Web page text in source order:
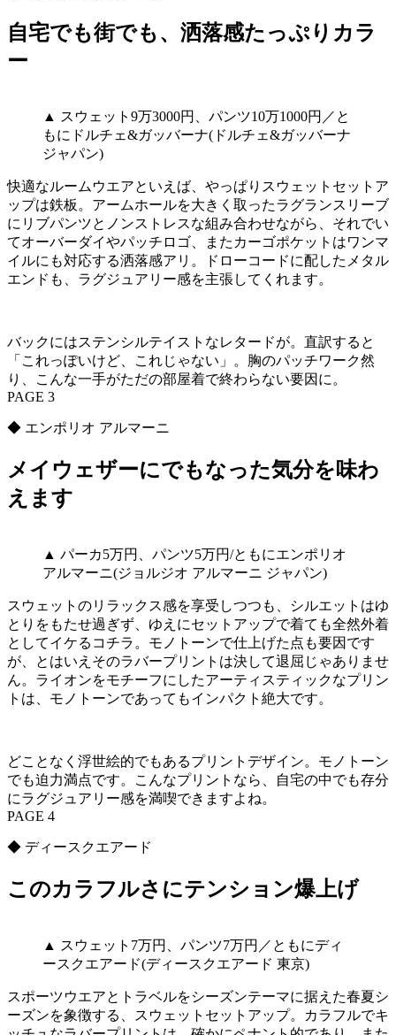
自宅でも街でも、洒落感たっぷりカラ
ー
▲ スウェット9万3000円、パンツ10万1000円／と
もにドルチェ&ガッバーナ(ドルチェ&ガッバーナ
ジャパン)
快適なルームウエアといえば、やっぱりスウェットセットア
ップは鉄板。アームホールを大きく取ったラグランスリーブ
にリブパンツとノンストレスな組み合わせながら、それでい
てオーバーダイやパッチロゴ、またカーゴポケットはワンマ
イルにも対応する洒落感アリ。ドローコードに配したメタル
エンドも、ラグジュアリー感を主張してくれます。
バックにはステンシルテイストなレタードが。直訳すると
「これっぽいけど、これじゃない」。胸のパッチワーク然
り、こんな一手がただの部屋着で終わらない要因に。
PAGE 3
◆ エンポリオ アルマーニ
メイウェザーにでもなった気分を味わ
えます
▲ パーカ5万円、パンツ5万円/ともにエンポリオ
アルマーニ(ジョルジオ アルマーニ ジャパン)
スウェットのリラックス感を享受しつつも、シルエットはゆ
とりをもたせ過ぎず、ゆえにセットアップで着ても全然外着
としてイケるコチラ。モノトーンで仕上げた点も要因です
が、とはいえそのラバープリントは決して退屈じゃありませ
ん。ライオンをモチーフにしたアーティスティックなプリン
トは、モノトーンであってもインパクト絶大です。
どことなく浮世絵的でもあるプリントデザイン。モノトーン
でも迫力満点です。こんなプリントなら、自宅の中でも存分
にラグジュアリー感を満喫できますよね。
PAGE 4
◆ ディースクエアード
このカラフルさにテンション爆上げ
▲ スウェット7万円、パンツ7万円／ともにディ
ースクエアード(ディースクエアード 東京)
スポーツウエアとトラベルをシーズンテーマに据えた春夏シ
ーズンを象徴する、スウェットセットアップ。カラフルでキ